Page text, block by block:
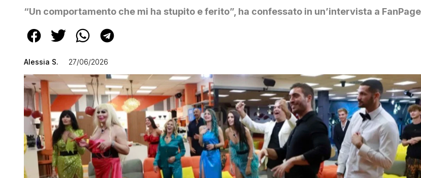
“Un comportamento che mi ha stupito e ferito”, ha confessato in un’intervista a FanPage
Alessia S. 27/06/2026